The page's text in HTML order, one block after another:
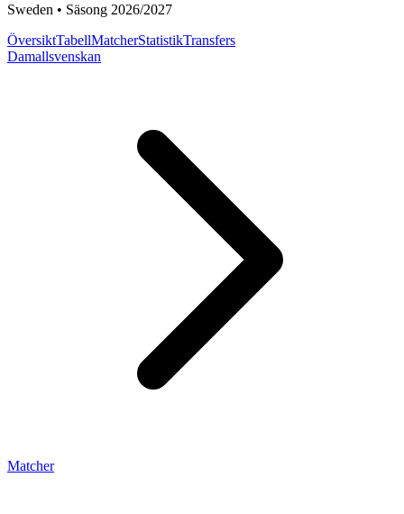
Sweden • Säsong 2026/2027
ÖversiktTabellMatcherStatistikTransfers
Damallsvenskan
Matcher